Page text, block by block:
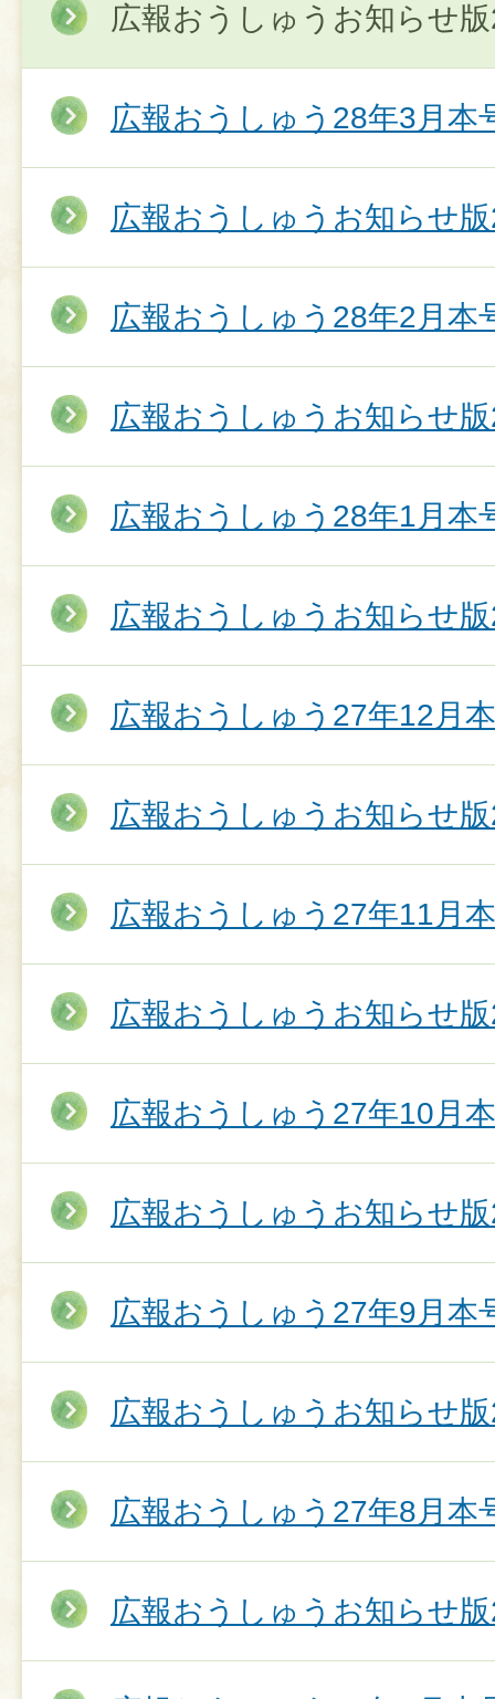
広報おうしゅうお知らせ
広報おうしゅう28年3月本
広報おうしゅうお知らせ
広報おうしゅう28年2月本
広報おうしゅうお知らせ
広報おうしゅう28年1月本
広報おうしゅうお知らせ
広報おうしゅう27年12月
広報おうしゅうお知らせ
広報おうしゅう27年11月
広報おうしゅうお知らせ
広報おうしゅう27年10月
広報おうしゅうお知らせ
広報おうしゅう27年9月本
広報おうしゅうお知らせ
広報おうしゅう27年8月本
広報おうしゅうお知らせ